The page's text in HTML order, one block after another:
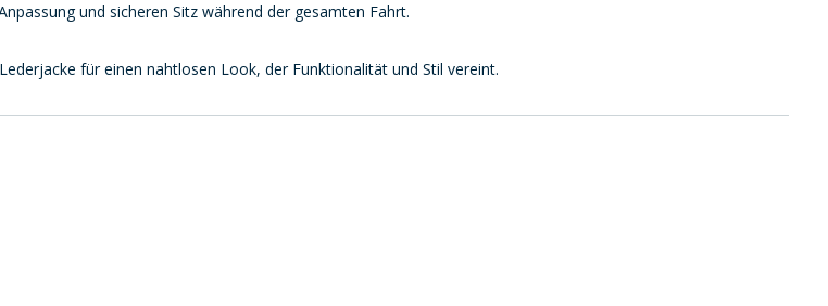
und sicheren Sitz während der gesamten Fahrt.
für einen nahtlosen Look, der Funktionalität und Stil vereint.